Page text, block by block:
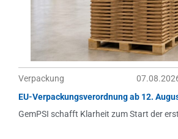
Verpackung
EU-Verpackungsverordnung ab 12.
GemPSI schafft Klarheit zum Start der